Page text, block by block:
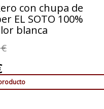
con chupa de
EL SOTO 100%
blanca